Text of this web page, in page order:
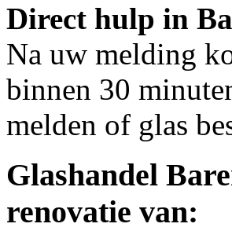
Direct hulp in
Na uw melding
binnen 30
melden of glas
Glashandel
renovatie van: